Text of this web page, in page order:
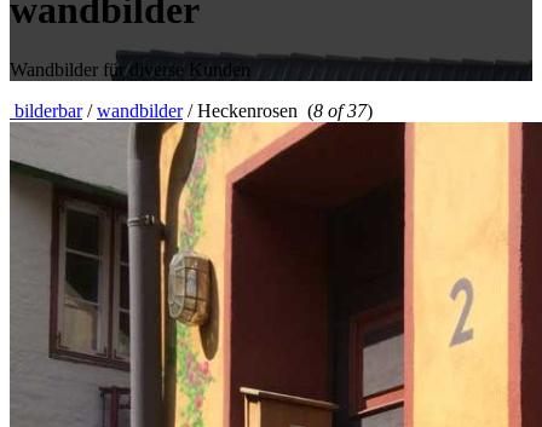
wandbilder
Wandbilder für diverse Kunden
bilderbar/wandbilder/Heckenrosen (8 of 37)